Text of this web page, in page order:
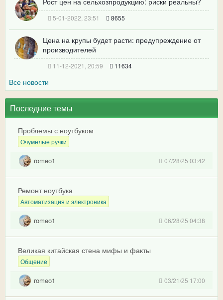
5-01-2022, 23:51 8655
Цена на крупы будет расти: предупреждение от
производителей
11-12-2021, 20:59 11634
Все новости
Последние темы
Проблемы с ноутбуком
Очумелые ручки
romeo1 07/28/25 03:42
Ремонт ноутбука
Автоматизация и электроника
romeo1 06/28/25 04:38
Великая китайская стена мифы и факты
Общение
romeo1 03/21/25 17:00